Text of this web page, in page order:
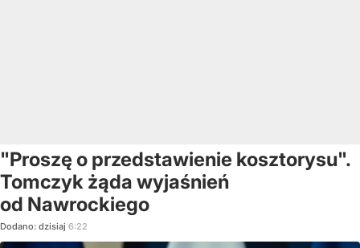
"Proszę o przedstawienie kosztorysu".
Tomczyk żąda wyjaśnień
od Nawrockiego
Dodano: dzisiaj 6:22